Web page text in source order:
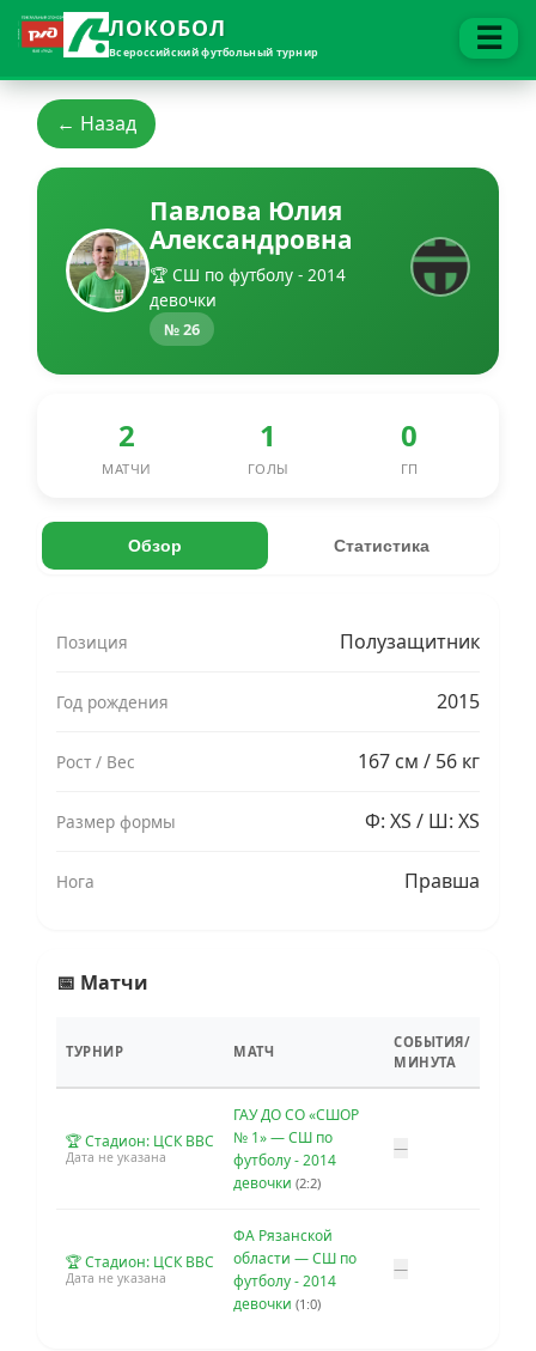
ЛОКОБОЛ
Всероссийский футбольный турнир ☰
← Назад
Павлова Юлия
Александровна
🏆 СШ по футболу - 2014
девочки
№ 26
2
МАТЧИ
1
ГОЛЫ
0
ГП
Обзор Статистика
Позиция Полузащитник
Год рождения 2015
Рост / Вес 167 см / 56 кг
Размер формы Ф: XS / Ш: XS
Нога Правша
📅 Матчи
ТУРНИР МАТЧ
СОБЫТИЯ/
МИНУТА
🏆 Стадион: ЦСК ВВС
Дата не указана
ГАУ ДО СО «СШОР
№ 1» — СШ по
футболу - 2014
девочки (2:2)
—
🏆 Стадион: ЦСК ВВС
Дата не указана
ФА Рязанской
области — СШ по
футболу - 2014
девочки (1:0)
—